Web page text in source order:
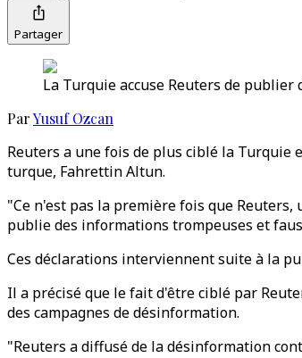
Partager
La Turquie accuse Reuters de
ParYusuf Ozcan
Reuters a une fois de plus ciblé la
turque, Fahrettin Altun.
"Ce n'est pas la première fois que
publie des informations trompeuses et
Ces déclarations interviennent suite à la
Il a précisé que le fait d'être ciblé par
des campagnes de désinformation.
"Reuters a diffusé de la désinformation